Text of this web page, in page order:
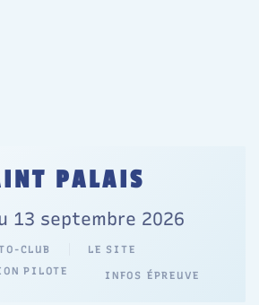
PALAIS
13 septembre 2026
CLUB
LE SITE
PILOTE
INFOS ÉPREUVE